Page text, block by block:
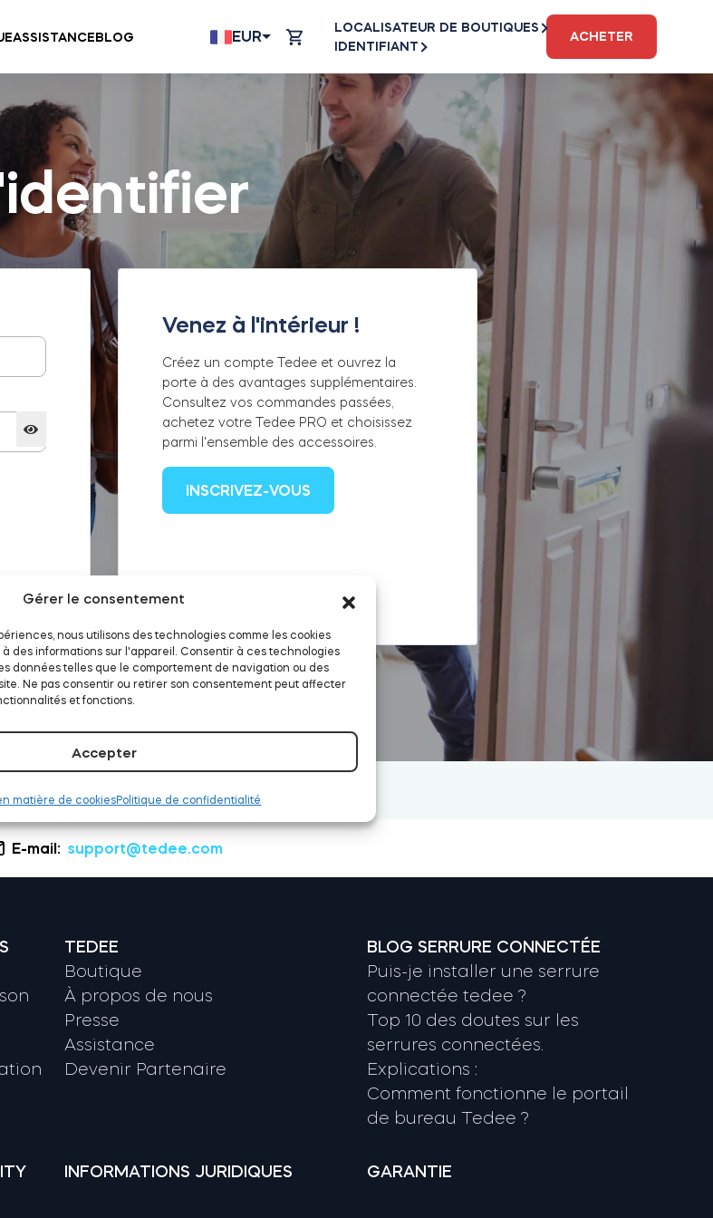
Gérer le consentement
nous utilisons des technologies comme les cookies
des informations sur l'appareil. Consentir à ces technologies
données telles que le comportement de navigation ou des
Ne pas consentir ou retirer son consentement peut affecter
et fonctions.
Accepter
matière de cookiesPolitique de confidentialité
ASSISTANCEBLOG EUR
LOCALISATEUR DE BOUTIQUES
IDENTIFIANT
ACHETER
Venez à l'intérieur !
Créez un compte Tedee et ouvrez la
porte à des avantages supplémentaires.
Consultez vos commandes passées,
achetez votre Tedee PRO et choisissez
parmi l'ensemble des accessoires.
INSCRIVEZ-VOUS
E-mail: support@tedee.com
TEDEE
Boutique
À propos de nous
Presse
Assistance
Devenir Partenaire
BLOG SERRURE CONNECTÉE
Puis-je installer une serrure
connectée tedee ?
Top 10 des doutes sur les
serrures connectées.
Explications :
Comment fonctionne le portail
de bureau Tedee ?
INFORMATIONS JURIDIQUES GARANTIE